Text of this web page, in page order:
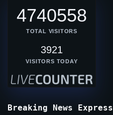
4740558
TOTAL VISITORS
3921
VISITORS TODAY
Breaking News Express